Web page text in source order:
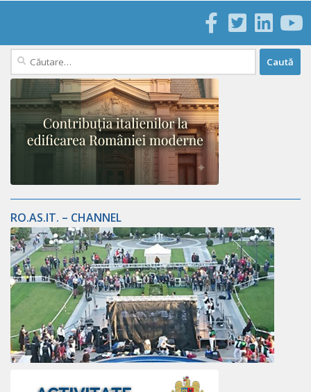
Caută
după:
RO.AS.IT. – CHANNEL